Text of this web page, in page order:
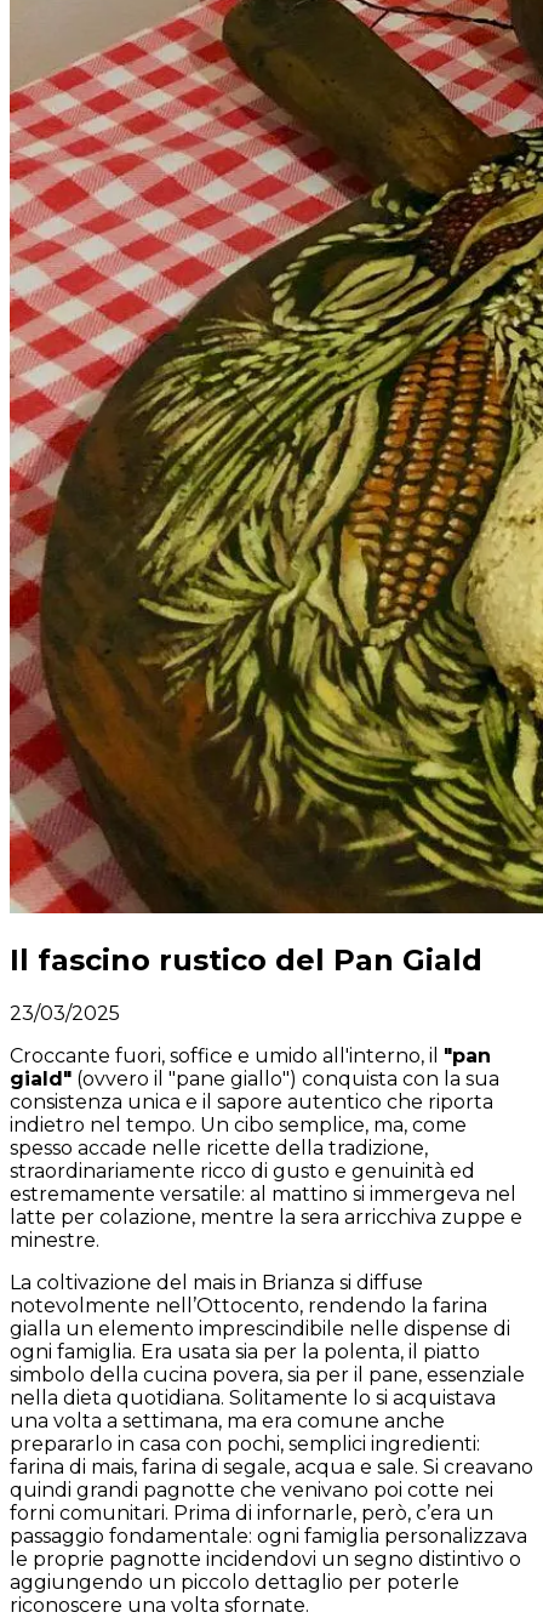
Il fascino rustico del Pan Giald
23/03/2025
Croccante fuori, soffice e umido all'interno, il "pan
giald" (ovvero il "pane giallo") conquista con la sua
consistenza unica e il sapore autentico che riporta
indietro nel tempo. Un cibo semplice, ma, come
spesso accade nelle ricette della tradizione,
straordinariamente ricco di gusto e genuinità ed
estremamente versatile: al mattino si immergeva nel
latte per colazione, mentre la sera arricchiva zuppe e
minestre.
La coltivazione del mais in Brianza si diffuse
notevolmente nell’Ottocento, rendendo la farina
gialla un elemento imprescindibile nelle dispense di
ogni famiglia. Era usata sia per la polenta, il piatto
simbolo della cucina povera, sia per il pane, essenziale
nella dieta quotidiana. Solitamente lo si acquistava
una volta a settimana, ma era comune anche
prepararlo in casa con pochi, semplici ingredienti:
farina di mais, farina di segale, acqua e sale. Si creavano
quindi grandi pagnotte che venivano poi cotte nei
forni comunitari. Prima di infornarle, però, c’era un
passaggio fondamentale: ogni famiglia personalizzava
le proprie pagnotte incidendovi un segno distintivo o
aggiungendo un piccolo dettaglio per poterle
riconoscere una volta sfornate.